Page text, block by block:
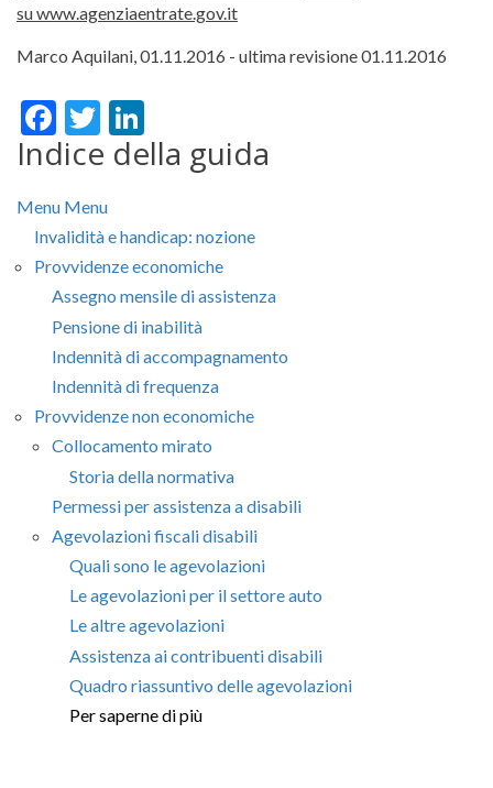
su www.agenziaentrate.gov.it
Marco Aquilani,01.11.2016 - ultima revisione 01.11.2016
Facebook
Twitter
Per saperne di più
Indice della guida
Menu Menu
Invalidità e handicap: nozione
Provvidenze economiche
Assegno mensile di assistenza
Pensione di inabilità
Indennità di accompagnamento
Indennità di frequenza
Provvidenze non economiche
Collocamento mirato
Storia della normativa
Permessi per assistenza a disabili
Agevolazioni fiscali disabili
Quali sono le agevolazioni
Le agevolazioni per il settore auto
Le altre agevolazioni
Assistenza ai contribuenti disabili
Quadro riassuntivo delle agevolazioni
Per saperne di più